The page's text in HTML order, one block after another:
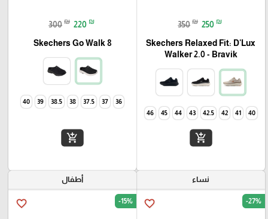
350 ₪ 250 ₪
Skechers Relaxed Fit: D'Lux
Walker 2.0 - Bravik
40
41
42
42.5
43
44
45
46
add_shopping_cart
300 ₪ 220 ₪
Skechers Go Walk 8
36
37
37.5
38
38.5
39
40
add_shopping_cart
نساء
favorite_border -27%
أطفال
favorite_border -15%